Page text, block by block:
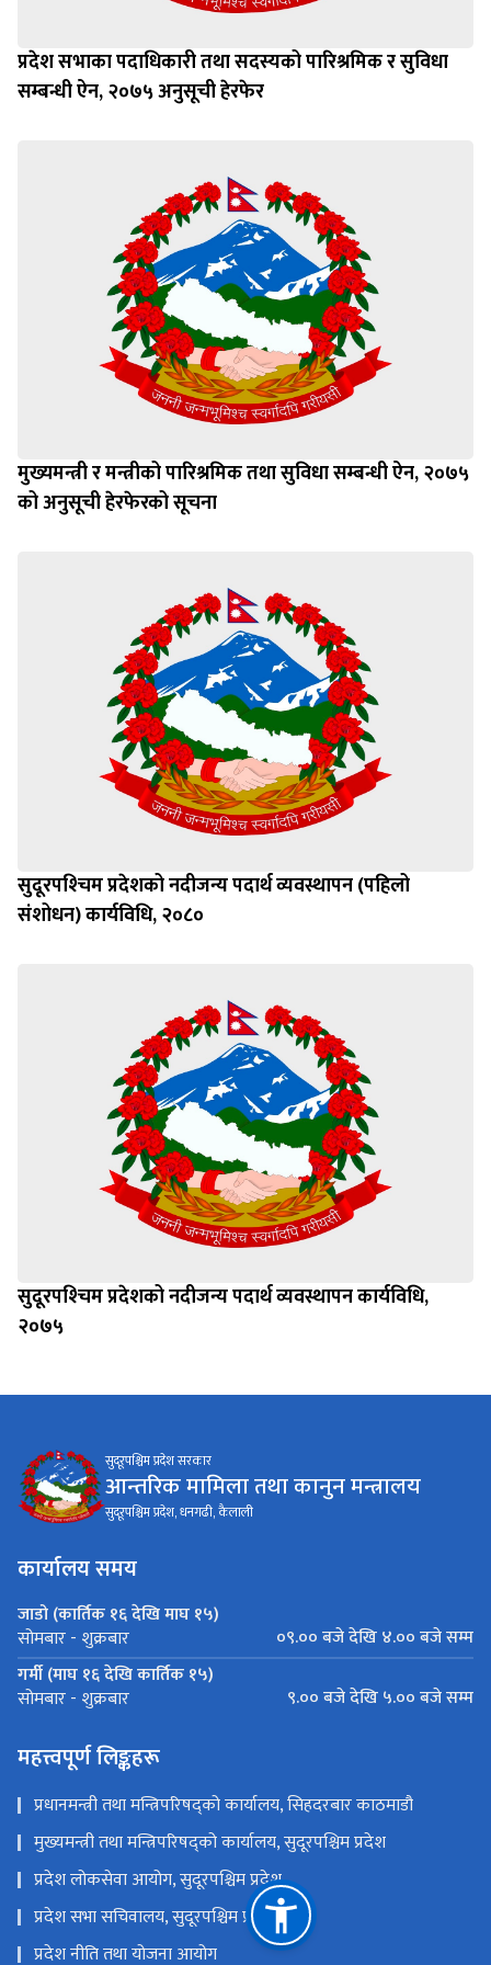
प्रदेश सभाका पदाधिकारी तथा सदस्यको पारिश्रमिक र सुविधा
सम्बन्धी ऐन, २०७५ अनुसूची हेरफेर
मुख्यमन्त्री र मन्त्रीको पारिश्रमिक तथा सुविधा सम्बन्धी ऐन, २०७५
को अनुसूची हेरफेरको सूचना
सुदूरपश्‍चिम प्रदेशको नदीजन्य पदार्थ व्यवस्थापन (पहिलो
संशोधन) कार्यविधि, २०८०
सुदूरपश्‍चिम प्रदेशको नदीजन्य पदार्थ व्यवस्थापन कार्यविधि,
२०७५
सुदूरपश्चिम प्रदेश सरकार
आन्तरिक मामिला तथा कानुन मन्त्रालय
सुदूरपश्चिम प्रदेश, धनगढी, कैलाली
कार्यालय समय
जाडो (कार्तिक १६ देखि माघ १५)
सोमबार - शुक्रबार
०९.०० बजे देखि ४.०० बजे सम्म
गर्मी (माघ १६ देखि कार्तिक १५)
सोमबार - शुक्रबार ९.०० बजे देखि ५.०० बजे सम्म
महत्त्वपूर्ण लिङ्कहरू
प्रधानमन्त्री तथा मन्त्रिपरिषद्को कार्यालय, सिहदरबार काठमाडौ
मुख्यमन्त्री तथा मन्त्रिपरिषद्को कार्यालय, सुदूरपश्चिम प्रदेश
प्रदेश लोकसेवा आयोग, सुदूरपश्चिम प्रदेश
प्रदेश सभा सचिवालय, सुदूरपश्चिम प्रदेश
प्रदेश नीति तथा योजना आयोग